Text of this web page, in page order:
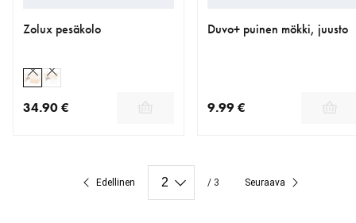
Zolux pesäkolo
34.90 €
Duvo+ puinen mökki, juusto
9.99 €
Edellinen / 3 Seuraava